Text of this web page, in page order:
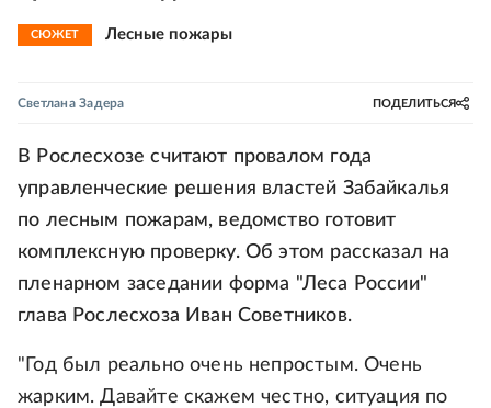
СЮЖЕТ Лесные пожары
Светлана Задера ПОДЕЛИТЬСЯ
В Рослесхозе считают провалом года
управленческие решения властей Забайкалья
по лесным пожарам, ведомство готовит
комплексную проверку. Об этом рассказал на
пленарном заседании форма "Леса России"
глава Рослесхоза Иван Советников.
"Год был реально очень непростым. Очень
жарким. Давайте скажем честно, ситуация по